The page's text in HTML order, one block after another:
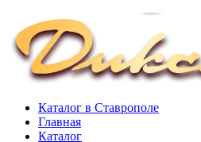
Каталог в Ставрополе
Главная
Каталог